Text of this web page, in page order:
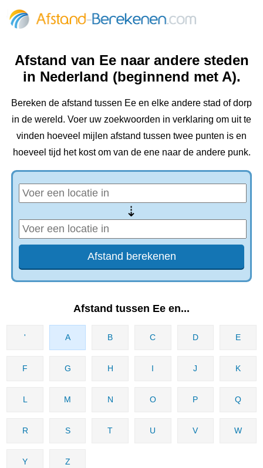
Afstand van Ee naar andere steden
in Nederland (beginnend met A).
Bereken de afstand tussen Ee en elke andere stad of dorp
in de wereld. Voer uw zoekwoorden in verklaring om uit te
vinden hoeveel mijlen afstand tussen twee punten is en
hoeveel tijd het kost om van de ene naar de andere punk.
⇢
Afstand tussen Ee en...
' A B C D E
F G H I J K
L M N O P Q
R S T U V W
Y Z